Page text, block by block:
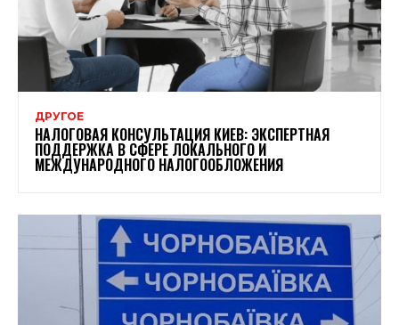
ДРУГОЕ
НАЛОГОВАЯ КОНСУЛЬТАЦИЯ КИЕВ: ЭКСПЕРТНАЯ
ПОДДЕРЖКА В СФЕРЕ ЛОКАЛЬНОГО И
МЕЖДУНАРОДНОГО НАЛОГООБЛОЖЕНИЯ